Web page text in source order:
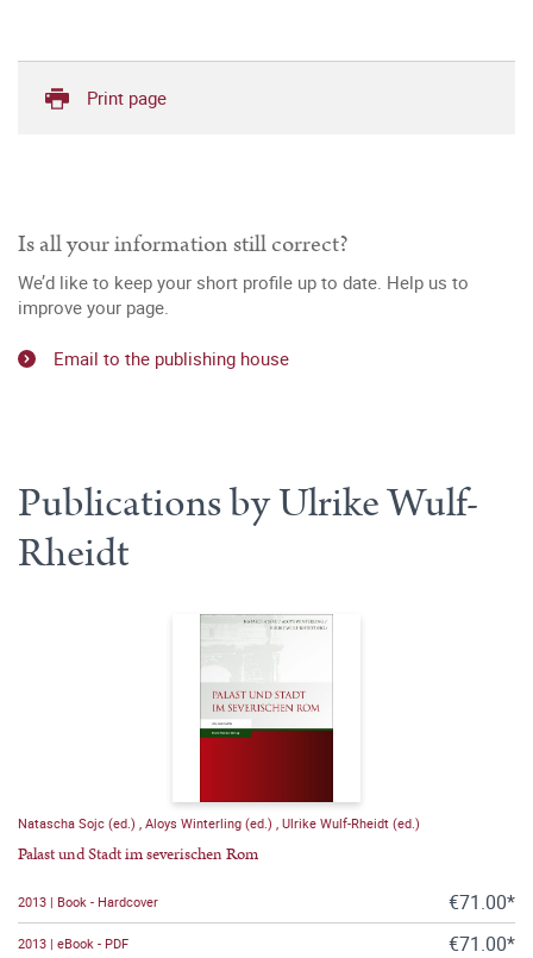
Print page
Is all your information still correct?
We’d like to keep your short profile up to date. Help us to
improve your page.
Email to the publishing house
Publications by Ulrike Wulf-
Rheidt
Natascha Sojc (ed.) Aloys Winterling (ed.) Ulrike Wulf-Rheidt (ed.)
Palast und Stadt im severischen Rom
2013 | Book - Hardcover €71.00*
2013 | eBook - PDF €71.00*